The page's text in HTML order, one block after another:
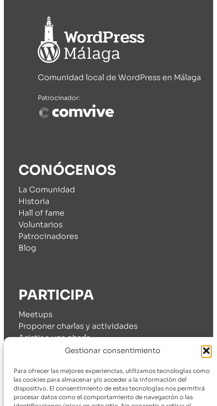
Gestionar consentimiento
Para ofrecer las mejores experiencias, utilizamos tecnologías como
las cookies para almacenar y/o acceder a la información del
dispositivo. El consentimiento de estas tecnologías nos permitirá
procesar datos como el comportamiento de navegación o las
Comunidad local de WordPress en Málaga
Patrocinador:
CONÓCENOS
La Comunidad
Historia
Hall of fame
Voluntarios
Patrocinadores
Blog
PARTICIPA
Meetups
Proponer charlas y actividades
Asistir a una charla
Cómo patrocinarnos
SÍGUENOS